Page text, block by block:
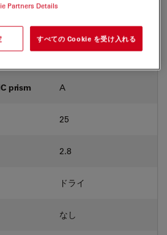
-
prism A
25
2.8
ドライ
なし
Partners Details
すべての Cookie を受け入れる